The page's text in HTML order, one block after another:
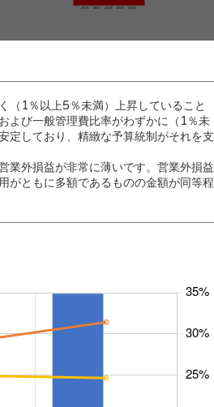
（1％以上5％未満）上昇していること
よび一般管理費比率がわずかに（1％未
定しており、精緻な予算統制がそれを支
業外損益が非常に薄いです。営業外損益
がともに多額であるものの金額が同等程